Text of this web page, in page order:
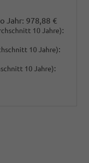
Jahr: 978,88 €
10 Jahre):
10 Jahre):
10 Jahre):